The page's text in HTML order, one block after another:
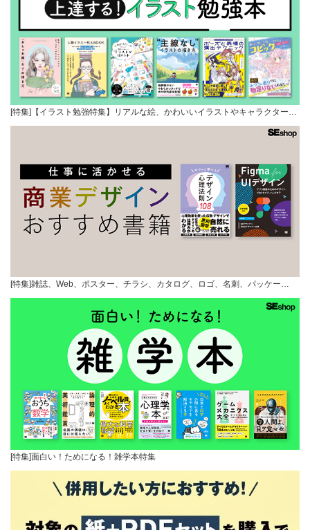
[特集]【イラスト勉強特集】リアルな絵、かわいいイラストやキャラクター…
[特集]雑誌、Web、ポスター、チラシ、カタログ、ロゴ、名刺、パッケー…
[特集]面白い！ためになる！雑学本特集